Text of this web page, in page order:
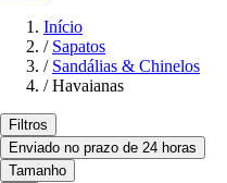
Início
/ Sapatos
/ Sandálias & Chinelos
/ Havaianas
Filtros
Enviado no prazo de 24 horas
Tamanho